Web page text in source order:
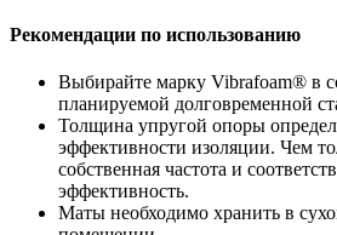
Рекомендации по использованию
Выбирайте марку Vibrafoam® в
планируемой долговременной
Толщина упругой опоры
эффективности изоляции. Чем
собственная частота и
эффективность.
Маты необходимо хранить в